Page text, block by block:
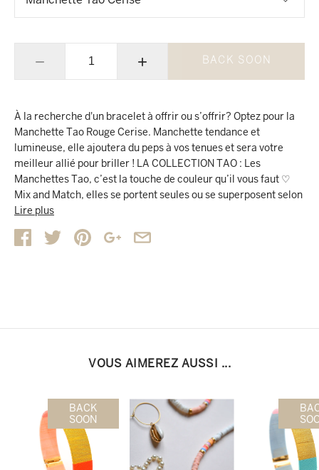
− + BACK SOON
À la recherche d'un bracelet à offrir ou s’offrir? Optez pour la
Manchette Tao Rouge Cerise. Manchette tendance et
lumineuse, elle ajoutera du peps à vos tenues et sera votre
meilleur allié pour briller ! LA COLLECTION TAO : Les
Manchettes Tao, c’est la touche de couleur qu’il vous faut ♡
Mix and Match, elles se portent seules ou se superposent selon
vos humeurs et envies, avec les Joncs Tao (plus fins - 1,1cm de
large) Découvrez nos suggestions de combo et amusez-vous à
créer votre mix en choisissant vos Manchettes et Joncs à
poignets féminins.
Lire plus
VOUS AIMEREZ AUSSI ...
BACK
SOON